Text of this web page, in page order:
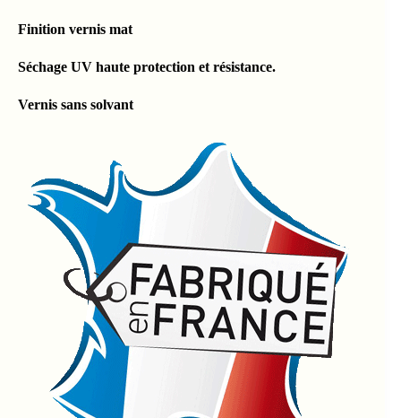
Finition vernis mat
Séchage UV haute protection et résistance.
Vernis sans solvant